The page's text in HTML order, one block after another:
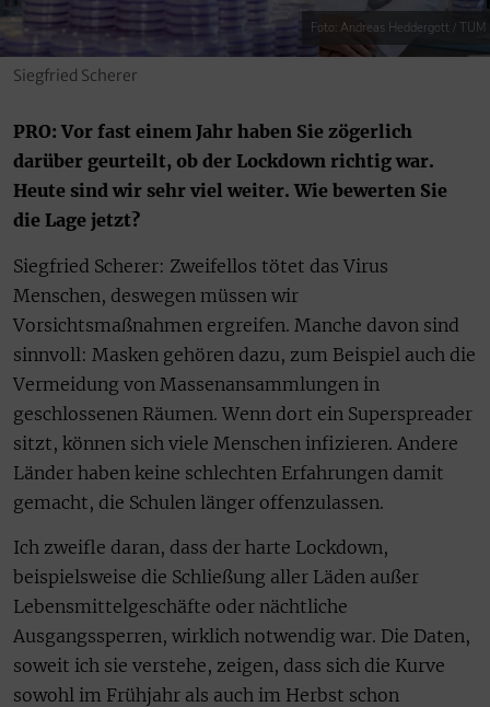
Foto: Andreas Heddergott / TUM
Siegfried Scherer
PRO: Vor fast einem Jahr haben Sie zögerlich
darüber geurteilt, ob der Lockdown richtig war.
Heute sind wir sehr viel weiter. Wie bewerten Sie
die Lage jetzt?
Siegfried Scherer: Zweifellos tötet das Virus
Menschen, deswegen müssen wir
Vorsichtsmaßnahmen ergreifen. Manche davon sind
sinnvoll: Masken gehören dazu, zum Beispiel auch die
Vermeidung von Massenansammlungen in
geschlossenen Räumen. Wenn dort ein Superspreader
sitzt, können sich viele Menschen infizieren. Andere
Länder haben keine schlechten Erfahrungen damit
gemacht, die Schulen länger offenzulassen.
Ich zweifle daran, dass der harte Lockdown,
beispielsweise die Schließung aller Läden außer
Lebensmittelgeschäfte oder nächtliche
Ausgangssperren, wirklich notwendig war. Die Daten,
soweit ich sie verstehe, zeigen, dass sich die Kurve
sowohl im Frühjahr als auch im Herbst schon